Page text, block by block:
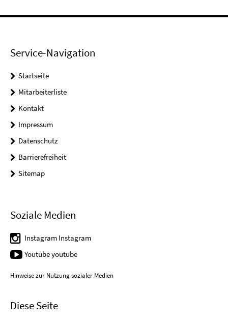
Service-Navigation
Startseite
Mitarbeiterliste
Kontakt
Impressum
Datenschutz
Barrierefreiheit
Sitemap
Soziale Medien
Instagram Instagram
Youtube youtube
Hinweise zur Nutzung sozialer Medien
Diese Seite